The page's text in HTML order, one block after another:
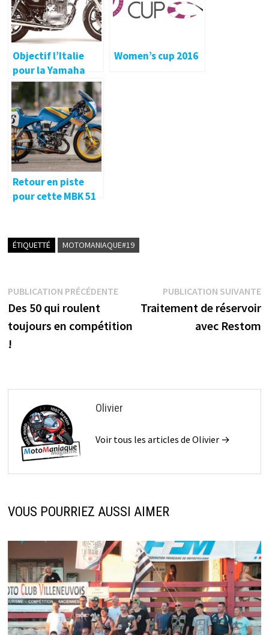
Objectif l’Italie
pour la Yamaha
650 XS de Seb !
Women’s cup 2016
Retour en piste
pour cette MBK 51
ÉTIQUETTÉ MOTOMANIAQUE#19
Navigation
de
l’article
PUBLICATION PRÉCÉDENTEPublication
précédente :
Des 50 qui roulent
toujours en compétition
!
PUBLICATION SUIVANTE
Traitement de réservoir
avec Restom
Olivier
Voir tous les articles de Olivier →
VOUS POURRIEZ AUSSI AIMER